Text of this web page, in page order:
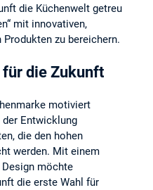
die Küchenwelt getreu
mit innovativen,
zu bereichern.
für die Zukunft
motiviert
der Entwicklung
die den hohen
werden. Mit einem
möchte
die erste Wahl für